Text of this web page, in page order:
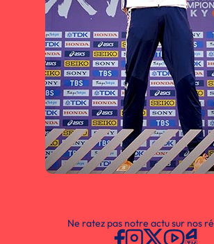
Ne ratez pas notre actu sur nos